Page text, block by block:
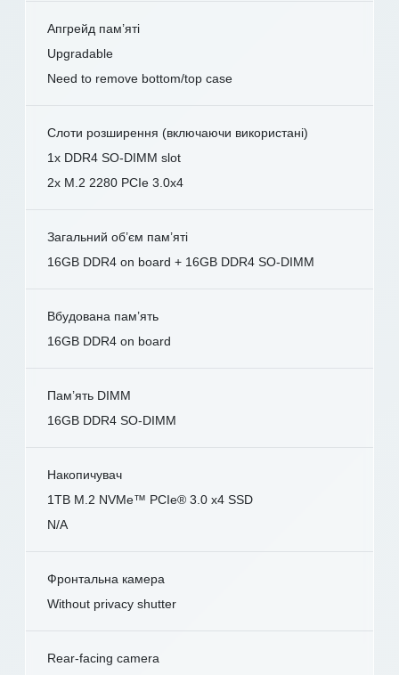
Апгрейд пам’яті
Upgradable
Need to remove bottom/top case
Слоти розширення (включаючи використані)
1x DDR4 SO-DIMM slot
2x M.2 2280 PCIe 3.0x4
Загальний об’єм пам’яті
16GB DDR4 on board + 16GB DDR4 SO-DIMM
Вбудована пам’ять
16GB DDR4 on board
Пам’ять DIMM
16GB DDR4 SO-DIMM
Накопичувач
1TB M.2 NVMe™ PCIe® 3.0 x4 SSD
N/A
Фронтальна камера
Without privacy shutter
Rear-facing camera